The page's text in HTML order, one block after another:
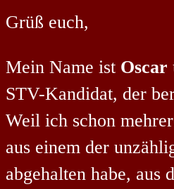
Grüß euch,
Mein Name ist Oscar
STV-Kandidat, der
Weil ich schon
aus einem der
abgehalten habe, aus